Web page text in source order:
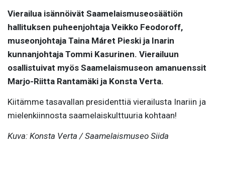
Vierailua isännöivät Saamelaismuseosäätiön
hallituksen puheenjohtaja Veikko Feodoroff,
museonjohtaja Taina Máret Pieski ja Inarin
kunnanjohtaja Tommi Kasurinen. Vierailuun
osallistuivat myös Saamelaismuseon amanuenssit
Marjo-Riitta Rantamäki ja Konsta Verta.
Kiitämme tasavallan presidenttiä vierailusta Inariin ja
mielenkiinnosta saamelaiskulttuuria kohtaan!
Kuva: Konsta Verta / Saamelaismuseo Siida